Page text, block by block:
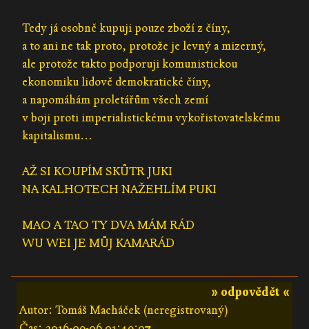
Tedy já osobně kupuji pouze zboží z číny,
a to ani ne tak proto, protože je levný a mizerný,
ale protože takto podporuji komunistickou
ekonomiku lidově demokratické číny,
a napomáhám proletářům všech zemí
v boji proti imperialistickému vykořistovatelskému
kapitalismu...
AŽ SI KOUPÍM SKŮTR JUKI
NA KALHOTECH NAŽEHLÍM PUKI
MAO A TAO TY DVA MÁM RÁD
WU WEI JE MŮJ KAMARÁD
» odpovědět «
Autor: Tomáš Macháček (neregistrovaný)